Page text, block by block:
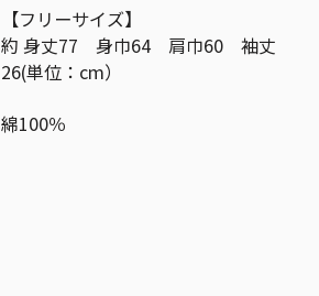
【フリーサイズ】
約 身丈77 身巾64 肩巾60 袖丈
26(単位：cm）
綿100％